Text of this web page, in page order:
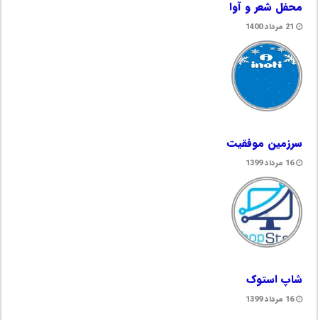
محفل شعر و آوا
21 مرداد 1400
سرزمین موفقیت
16 مرداد 1399
شاپ استوک
16 مرداد 1399